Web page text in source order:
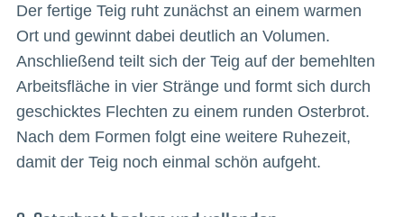
Der fertige Teig ruht zunächst an einem warmen
Ort und gewinnt dabei deutlich an Volumen.
Anschließend teilt sich der Teig auf der bemehlten
Arbeitsfläche in vier Stränge und formt sich durch
geschicktes Flechten zu einem runden Osterbrot.
Nach dem Formen folgt eine weitere Ruhezeit,
damit der Teig noch einmal schön aufgeht.